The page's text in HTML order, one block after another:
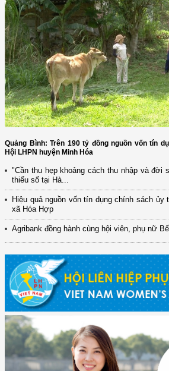
Quảng Bình: Trên 190 tỷ đồng nguồn vốn tín
Hội LHPN huyện Minh Hóa
"Cần thu hẹp khoảng cách thu nhập và đời
thiểu số tại Hà...
Hiệu quả nguồn vốn tín dụng chính sách ủy
xã Hóa Hợp
Agribank đồng hành cùng hội viên, phụ nữ